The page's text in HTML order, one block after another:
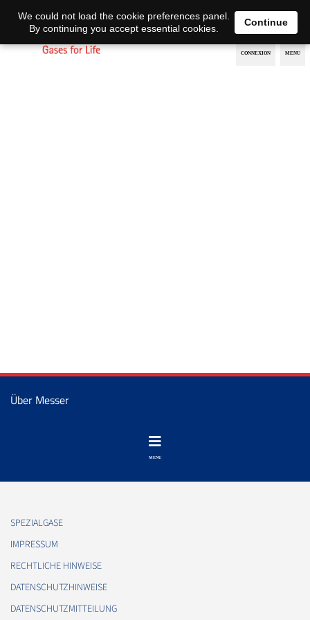
EN DE
Über Messer
SPEZIALGASE
IMPRESSUM
RECHTLICHE HINWEISE
DATENSCHUTZHINWEISE
DATENSCHUTZMITTEILUNG
We could not load the cookie preferences panel.
By continuing you accept essential cookies.
Continue